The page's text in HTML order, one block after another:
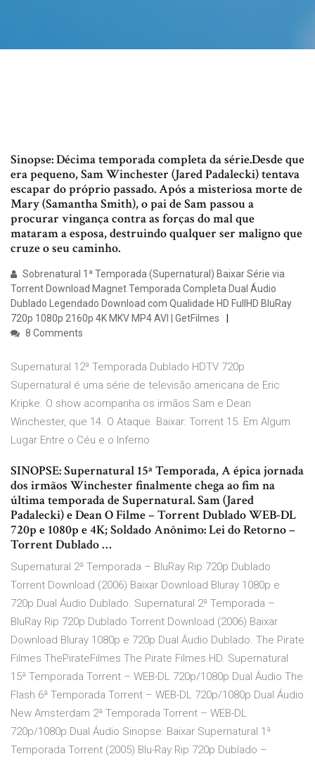
Sinopse: Décima temporada completa da série.Desde que
era pequeno, Sam Winchester (Jared Padalecki) tentava
escapar do próprio passado. Após a misteriosa morte de
Mary (Samantha Smith), o pai de Sam passou a
procurar vingança contra as forças do mal que
mataram a esposa, destruindo qualquer ser maligno que
cruze o seu caminho.
Sobrenatural 1ª Temporada (Supernatural) Baixar Série via
Torrent Download Magnet Temporada Completa Dual Áudio
Dublado Legendado Download com Qualidade HD FullHD BluRay
720p 1080p 2160p 4K MKV MP4 AVI | GetFilmes
8 Comments
Supernatural 12ª Temporada Dublado HDTV 720p
Supernatural é uma série de televisão americana de Eric
Kripke. O show acompanha os irmãos Sam e Dean
Winchester, que 14. O Ataque. Baixar: Torrent 15. Em Algum
Lugar Entre o Céu e o Inferno
SINOPSE: Supernatural 15ª Temporada, A épica jornada
dos irmãos Winchester finalmente chega ao fim na
última temporada de Supernatural. Sam (Jared
Padalecki) e Dean O Filme – Torrent Dublado WEB-DL
720p e 1080p e 4K; Soldado Anônimo: Lei do Retorno –
Torrent Dublado …
Supernatural 2ª Temporada – BluRay Rip 720p Dublado
Torrent Download (2006) Baixar Download Bluray 1080p e
720p Dual Áudio Dublado. Supernatural 2ª Temporada –
BluRay Rip 720p Dublado Torrent Download (2006) Baixar
Download Bluray 1080p e 720p Dual Áudio Dublado. The Pirate
Filmes ThePirateFilmes The Pirate Filmes HD. Supernatural
15ª Temporada Torrent – WEB-DL 720p/1080p Dual Áudio The
Flash 6ª Temporada Torrent – WEB-DL 720p/1080p Dual Áudio
New Amsterdam 2ª Temporada Torrent – WEB-DL
720p/1080p Dual Áudio Sinopse: Baixar Supernatural 1ª
Temporada Torrent (2005) Blu-Ray Rip 720p Dublado –